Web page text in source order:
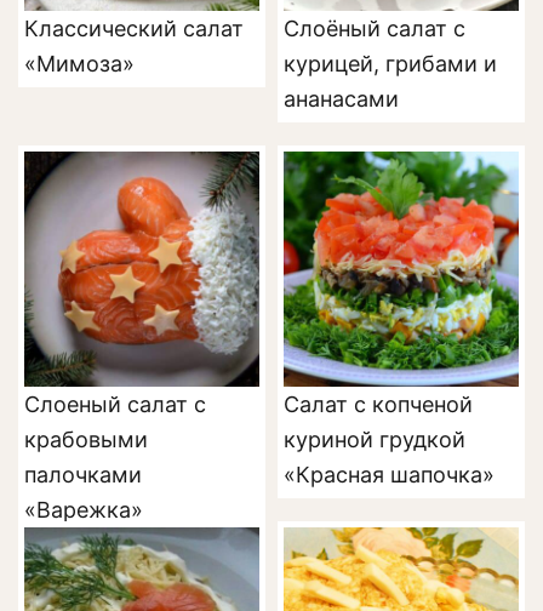
Классический салат
«Мимоза»
Слоёный салат с
курицей, грибами и
ананасами
Слоеный салат с
крабовыми
палочками
«Варежка»
Салат с копченой
куриной грудкой
«Красная шапочка»